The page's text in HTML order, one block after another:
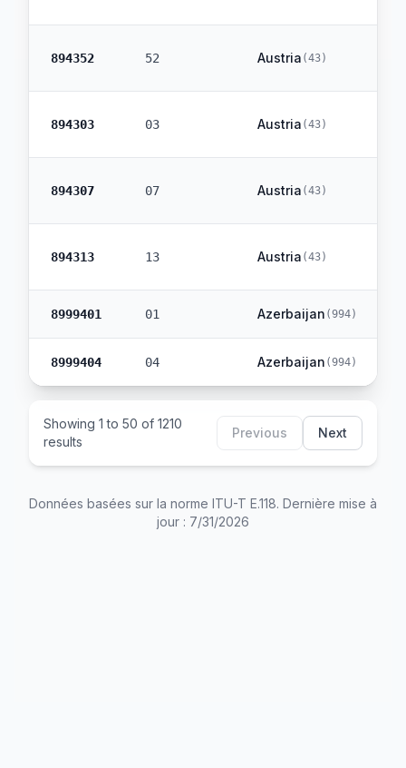
894352 52 Austria (43)
894303 03 Austria (43)
894307 07 Austria (43)
894313 13 Austria (43)
8999401 01 Azerbaijan (994)
8999404 04 Azerbaijan (994)
Showing 1 to 50 of 1210
results
Previous Next
Données basées sur la norme ITU-T E.118. Dernière mise à
jour : 7/31/2026